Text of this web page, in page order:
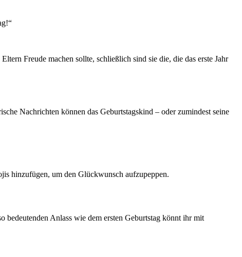
Freude machen sollte, schließlich sind sie die, die das erste Jahr
Nachrichten können das Geburtstagskind – oder zumindest seine
hinzufügen, um den Glückwunsch aufzupeppen.
bedeutenden Anlass wie dem ersten Geburtstag könnt ihr mit